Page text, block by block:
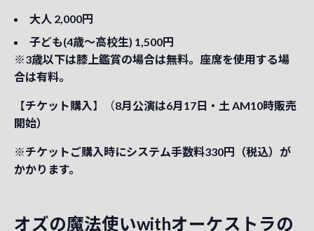
大人 2,000円
子ども(4歳〜高校生) 1,500円
※3歳以下は膝上鑑賞の場合は無料。座席を使用する場
合は有料。
【チケット購入】（8月公演は6月17日・土 AM10時販売
開始）
※チケットご購入時にシステム手数料330円（税込）が
かかります。
オズの魔法使いwithオーケストラの